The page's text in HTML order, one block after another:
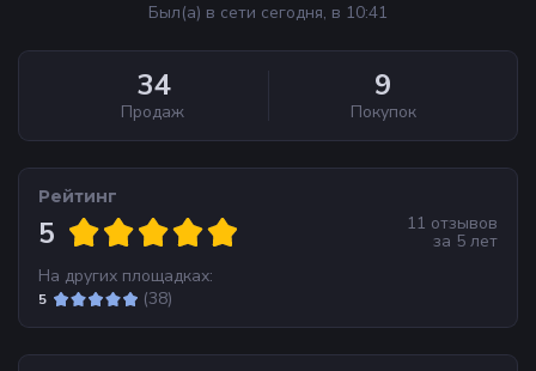
Был(а) в сети сегодня, в 10:41
34
Продаж
9
Покупок
Рейтинг
5 11 отзывов
за 5 лет
На других площадках:
5 (38)